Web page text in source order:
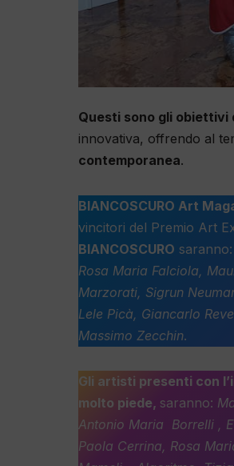
Questi sono gli obiettivi
innovativa, offrendo al
contemporanea.
BIANCOSCURO Art
vincitori del Premio Art
BIANCOSCURO saranno:
Rosa Maria Falciola,
Marzorati, Sigrun
Lele Picà, Giancarlo
Massimo Zecchin.
Gli artisti presenti con
molto piede, saranno:
Antonio Maria Borrelli ,
Paola Cerrina, Rosa